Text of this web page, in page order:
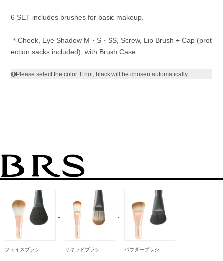
6 SET includes brushes for basic makeup.
＊Cheek, Eye Shadow M・S・SS, Screw, Lip Brush + Cap (prot
ection sacks included), with Brush Case
Please select the color. If not, black will be chosen automatically.
フェイスブラシ リキッドブラシ パウダーブラシ